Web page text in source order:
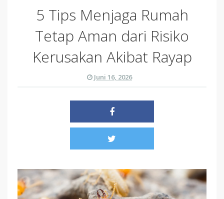
5 Tips Menjaga Rumah
Tetap Aman dari Risiko
Kerusakan Akibat Rayap
Juni 16, 2026